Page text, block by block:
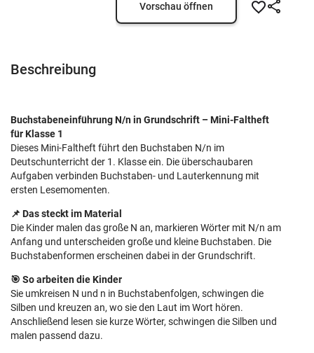
Vorschau öffnen
Beschreibung
Buchstabeneinführung N/n in Grundschrift – Mini-Faltheft
für Klasse 1
Dieses Mini-Faltheft führt den Buchstaben N/n im
Deutschunterricht der 1. Klasse ein. Die überschaubaren
Aufgaben verbinden Buchstaben- und Lauterkennung mit
ersten Lesemomenten.
📌 Das steckt im Material
Die Kinder malen das große N an, markieren Wörter mit N/n am
Anfang und unterscheiden große und kleine Buchstaben. Die
Buchstabenformen erscheinen dabei in der Grundschrift.
🎯 So arbeiten die Kinder
Sie umkreisen N und n in Buchstabenfolgen, schwingen die
Silben und kreuzen an, wo sie den Laut im Wort hören.
Anschließend lesen sie kurze Wörter, schwingen die Silben und
malen passend dazu.